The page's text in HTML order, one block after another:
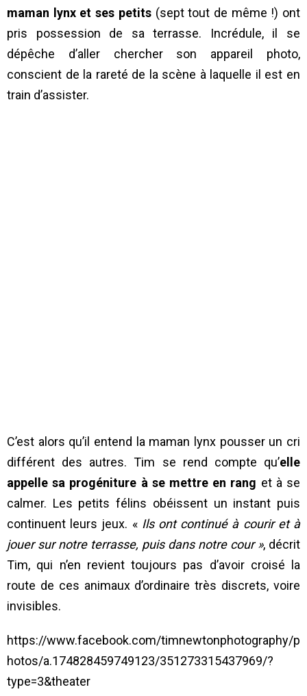
maman lynx et ses petits(sept tout de même !) ont
pris possession de sa terrasse. Incrédule, il se
dépêche d’aller chercher son appareil photo,
conscient de la rareté de la scène à laquelle il est en
train d’assister.
C’est alors qu’il entend la maman lynx pousser un cri
différent des autres. Tim se rend compte qu’elle
appelle sa progéniture à se mettre en rang et à se
calmer. Les petits félins obéissent un instant puis
continuent leurs jeux. « Ils ont continué à courir et à
jouer sur notre terrasse, puis dans notre cour », décrit
Tim, qui n’en revient toujours pas d’avoir croisé la
route de ces animaux d’ordinaire très discrets, voire
invisibles.
https://www.facebook.com/timnewtonphotography/p
hotos/a.174828459749123/351273315437969/?
type=3&theater